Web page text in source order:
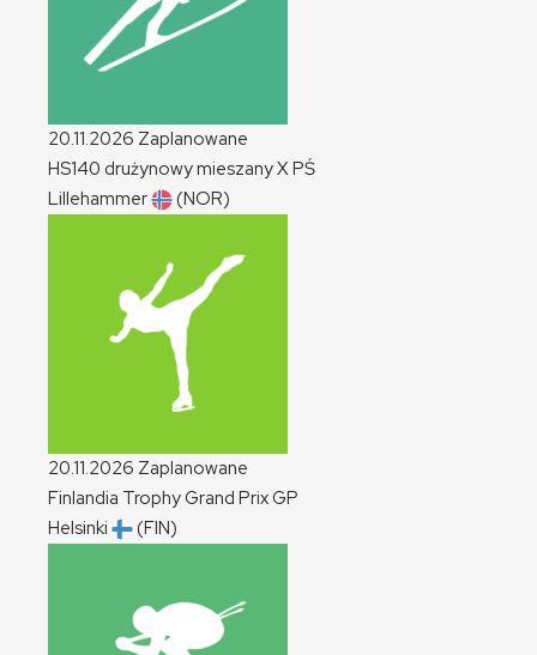
20.11.2026 Zaplanowane
HS140 drużynowy mieszanyXPŚ
Lillehammer
(NOR)
20.11.2026 Zaplanowane
Finlandia Trophy Grand PrixGP
Helsinki
(FIN)